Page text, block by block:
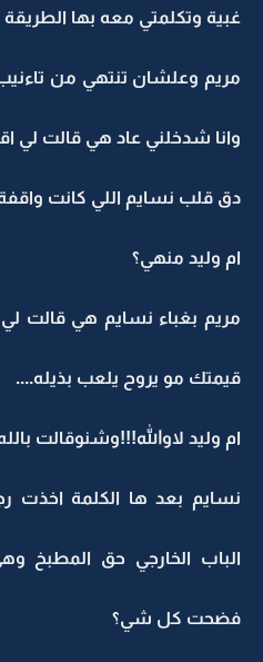
غبية وتكلمتي معه بها الطريقة
مريم وعلشان تنتهي من
وانا شدخلني عاد هي قالت لي
دق قلب نسايم اللي كانت
ام وليد منهي؟
مريم بغباء نسايم هي قالت
قيمتك مو يروح يلعب بذيله....
ام وليد لاوالله!!!وشنوقالت
نسايم بعد ها الكلمة
الباب الخارجي حق المطبخ
فضحت كل شي؟